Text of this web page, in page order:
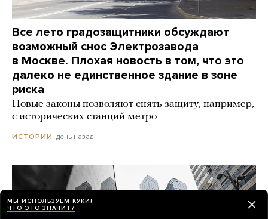
Все лето градозащитники обсуждают
возможный снос Электрозавода
в Москве. Плохая новость в том, что это
далеко не единственное здание в зоне
риска
Новые законы позволяют снять защиту, например,
с исторических станций метро
ИСТОРИИ день назад
МЫ ИСПОЛЬЗУЕМ КУКИ!
ЧТО ЭТО ЗНАЧИТ?